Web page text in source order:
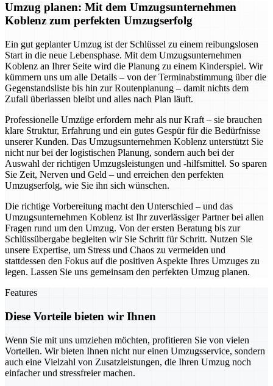
Umzug planen: Mit dem Umzugsunternehmen
Koblenz zum perfekten Umzugserfolg
Ein gut geplanter Umzug ist der Schlüssel zu einem reibungslosen
Start in die neue Lebensphase. Mit dem Umzugsunternehmen
Koblenz an Ihrer Seite wird die Planung zu einem Kinderspiel. Wir
kümmern uns um alle Details – von der Terminabstimmung über die
Gegenstandsliste bis hin zur Routenplanung – damit nichts dem
Zufall überlassen bleibt und alles nach Plan läuft.
Professionelle Umzüge erfordern mehr als nur Kraft – sie brauchen
klare Struktur, Erfahrung und ein gutes Gespür für die Bedürfnisse
unserer Kunden. Das Umzugsunternehmen Koblenz unterstützt Sie
nicht nur bei der logistischen Planung, sondern auch bei der
Auswahl der richtigen Umzugsleistungen und -hilfsmittel. So sparen
Sie Zeit, Nerven und Geld – und erreichen den perfekten
Umzugserfolg, wie Sie ihn sich wünschen.
Die richtige Vorbereitung macht den Unterschied – und das
Umzugsunternehmen Koblenz ist Ihr zuverlässiger Partner bei allen
Fragen rund um den Umzug. Von der ersten Beratung bis zur
Schlüssübergabe begleiten wir Sie Schritt für Schritt. Nutzen Sie
unsere Expertise, um Stress und Chaos zu vermeiden und
stattdessen den Fokus auf die positiven Aspekte Ihres Umzuges zu
legen. Lassen Sie uns gemeinsam den perfekten Umzug planen.
Features
Diese Vorteile bieten wir Ihnen
Wenn Sie mit uns umziehen möchten, profitieren Sie von vielen
Vorteilen. Wir bieten Ihnen nicht nur einen Umzugsservice, sondern
auch eine Vielzahl von Zusatzleistungen, die Ihren Umzug noch
einfacher und stressfreier machen.